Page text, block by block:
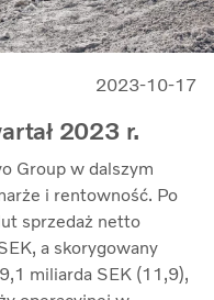
2023-10-17
2023 r.
Group w dalszym
i rentowność. Po
sprzedaż netto
a skorygowany
miliarda SEK (11,9),